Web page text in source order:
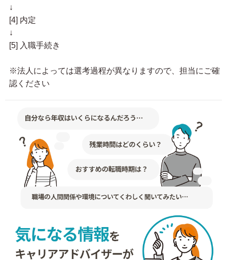
↓
[4] 内定
↓
[5] 入職手続き
※法人によっては選考過程が異なりますので、担当にご確
認ください